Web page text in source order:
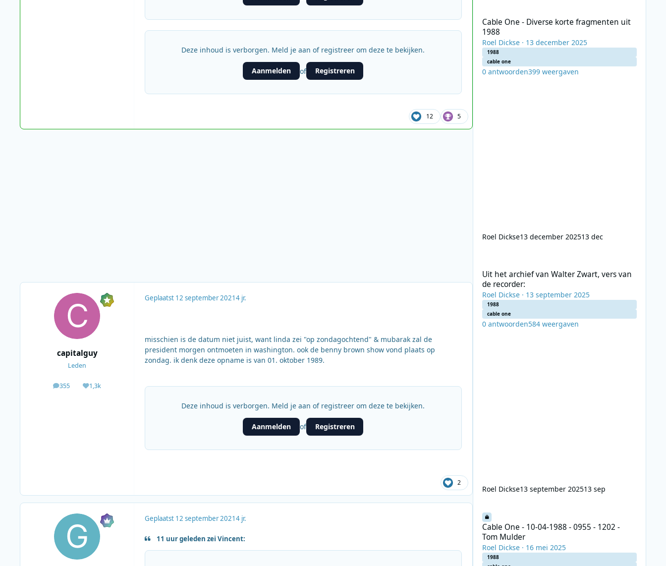
Deze inhoud is verborgen. Meld je aan of registreer om deze te bekijken.
Aanmelden of Registreren
12 5
capitalguy
Leden
355
berichten1,3k
Waardering
Geplaatst 12 september 20214 jr.
misschien is de datum niet juist, want linda zei "op zondagochtend" & mubarak zal de
president morgen ontmoeten in washington. ook de benny brown show vond plaats op
zondag. ik denk deze opname is van 01. oktober 1989.
Deze inhoud is verborgen. Meld je aan of registreer om deze te bekijken.
Aanmelden of Registreren
2
Geplaatst 12 september 20214 jr.
11 uur geleden zei Vincent:
Cable One - Diverse korte fragmenten uit
1988
Roel Dickse· 13 december 2025
1988
cable one
0 antwoorden399 weergaven
Roel Dickse13 december 202513 dec
Uit het archief van Walter Zwart, vers van
de recorder:
Roel Dickse· 13 september 2025
1988
cable one
0 antwoorden584 weergaven
Roel Dickse13 september 202513 sep
Cable One - 10-04-1988 - 0955 - 1202 - Tom Mulder
Cable One - 10-04-1988 - 0955 - 1202 -
Tom Mulder
Roel Dickse· 16 mei 2025
1988